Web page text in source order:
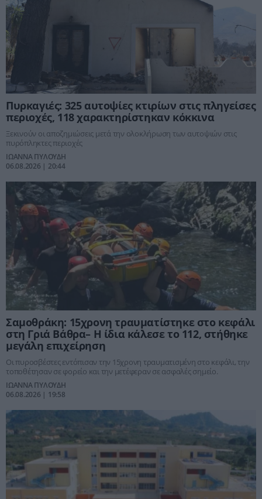
Πυρκαγιές: 325 αυτοψίες κτιρίων στις πληγείσες
περιοχές, 118 χαρακτηρίστηκαν κόκκινα
Ξεκινούν οι αποζημιώσεις μετά την ολοκλήρωση των αυτοψιών στις
πυρόπληκτες περιοχές
ΙΩΑΝΝΑ ΠΥΛΟΥΔΗ
06.08.2026 | 20:44
Σαμοθράκη: 15χρονη τραυματίστηκε στο κεφάλι
στη Γριά Βάθρα– Η ίδια κάλεσε το 112, στήθηκε
μεγάλη επιχείρηση
Οι πυροσβέστες εντόπισαν την 15χρονη τραυματισμένη στο κεφάλι, την
τοποθέτησαν σε φορείο και την μετέφεραν σε ασφαλές σημείο.
ΙΩΑΝΝΑ ΠΥΛΟΥΔΗ
06.08.2026 | 19:58